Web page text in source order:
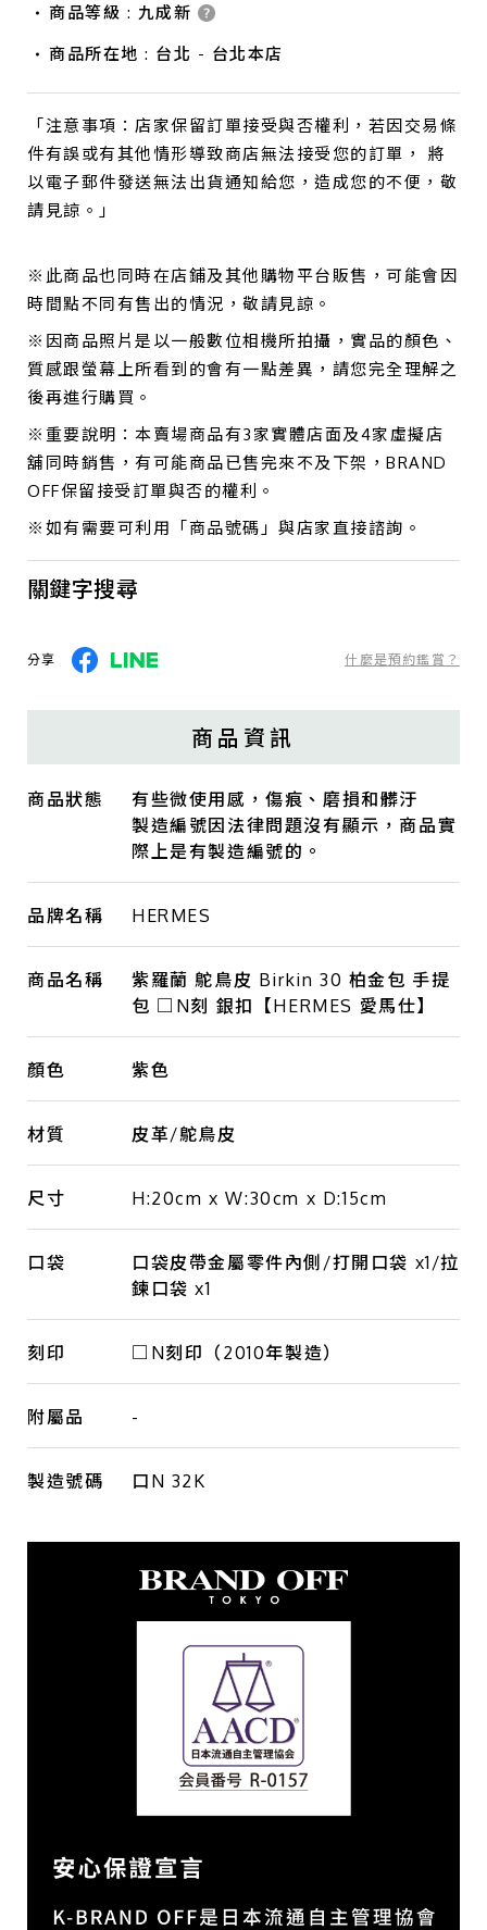
商品等級 : 九成新
商品所在地 : 台北 - 台北本店
「注意事項：店家保留訂單接受與否權利，若因交易條
件有誤或有其他情形導致商店無法接受您的訂單， 將
以電子郵件發送無法出貨通知給您，造成您的不便，敬
請見諒。」
※此商品也同時在店鋪及其他購物平台販售，可能會因
時間點不同有售出的情況，敬請見諒。
※因商品照片是以一般數位相機所拍攝，實品的顏色、
質感跟螢幕上所看到的會有一點差異，請您完全理解之
後再進行購買。
※重要說明：本賣場商品有3家實體店面及4家虛擬店
舖同時銷售，有可能商品已售完來不及下架，BRAND
OFF保留接受訂單與否的權利。
※如有需要可利用「商品號碼」與店家直接諮詢。
關鍵字搜尋
分享 什麼是預約鑑賞？
商品資訊
商品狀態
有些微使用感，傷痕、磨損和髒汙
製造編號因法律問題沒有顯示，商品實
際上是有製造編號的。
品牌名稱 HERMES
商品名稱
紫羅蘭 鴕鳥皮 Birkin 30 柏金包 手提
包 □N刻 銀扣【HERMES 愛馬仕】
顏色 紫色
材質 皮革/鴕鳥皮
尺寸 H:20cm x W:30cm x D:15cm
口袋
口袋皮帶金屬零件內側/打開口袋 x1/拉
鍊口袋 x1
刻印 □N刻印（2010年製造）
附屬品 -
製造號碼 口N 32K